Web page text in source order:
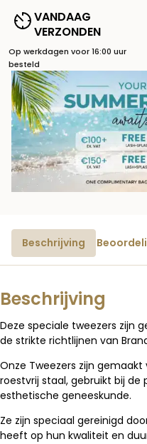
VANDAAG
VERZONDEN
Op werkdagen voor 16:00 uur
besteld
Beschrijving
Beschrijving
Deze speciale tweezers zijn
de strikte richtlijnen van
Onze Tweezers zijn
roestvrij staal, gebruikt bij de
esthetische geneeskunde.
Ze zijn speciaal gereinigd
heeft op hun kwaliteit en